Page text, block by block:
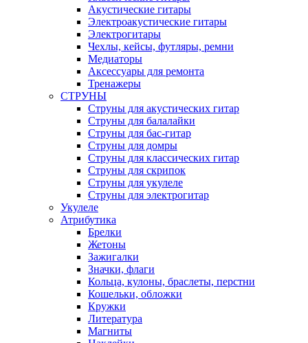
Акустические гитары
Электроакустические гитары
Электрогитары
Чехлы, кейсы, футляры, ремни
Медиаторы
Аксессуары для ремонта
Тренажеры
СТРУНЫ
Струны для акустических гитар
Струны для балалайки
Струны для бас-гитар
Струны для домры
Струны для классических гитар
Струны для скрипок
Струны для укулеле
Струны для электрогитар
Укулеле
Атрибутика
Брелки
Жетоны
Зажигалки
Значки, флаги
Кольца, кулоны, браслеты, перстни
Кошельки, обложки
Кружки
Литература
Магниты